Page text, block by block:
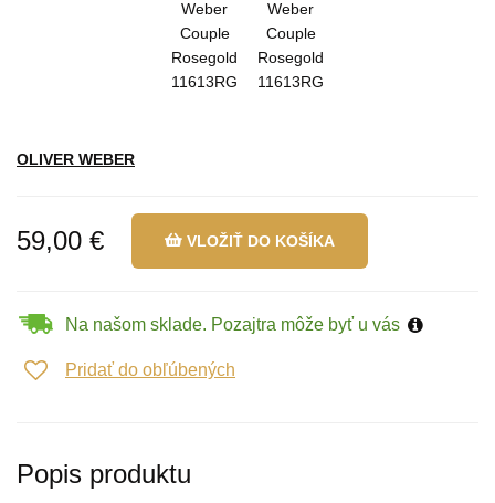
OLIVER WEBER
59,00 € VLOŽIŤ DO KOŠÍKA
Na našom sklade. Pozajtra môže byť u vás
Pridať do obľúbených
Popis produktu